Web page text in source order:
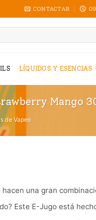
CONTACTAR
LÍQUIDOS Y ESENCIAS
Mango
de Vapeo
hacen una gran
Este E-Jugo está